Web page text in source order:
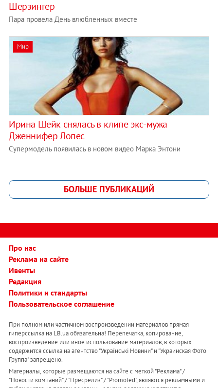
Шерзингер
Пара провела День влюбленных вместе
Мир
Ирина Шейк снялась в клипе экс-мужа
Дженнифер Лопес
Супермодель появилась в новом видео Марка Энтони
БОЛЬШЕ ПУБЛИКАЦИЙ
Про нас
Реклама на сайте
Ивенты
Редакция
Политики и стандарты
Пользовательское соглашение
При полном или частичном воспроизведении материалов прямая
гиперссылка на LB.ua обязательна! Перепечатка, копирование,
воспроизведение или иное использование материалов, в которых
содержится ссылка на агентство "Українськi Новини" и "Украинская Фото
Группа" запрещено.
Материалы, которые размещаются на сайте с меткой "Реклама" /
"Новости компаний" / "Пресрелиз" / "Promoted", являются рекламными и